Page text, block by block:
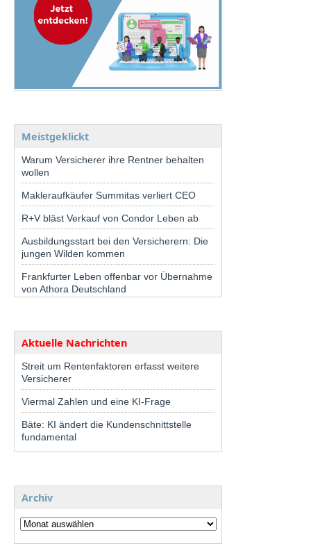
Meistgeklickt
Warum Versicherer ihre Rentner behalten
wollen
Makleraufkäufer Summitas verliert CEO
R+V bläst Verkauf von Condor Leben ab
Ausbildungsstart bei den Versicherern: Die
jungen Wilden kommen
Frankfurter Leben offenbar vor Übernahme
von Athora Deutschland
Aktuelle Nachrichten
Streit um Rentenfaktoren erfasst weitere
Versicherer
Viermal Zahlen und eine KI-Frage
Bäte: KI ändert die Kundenschnittstelle
fundamental
Archiv